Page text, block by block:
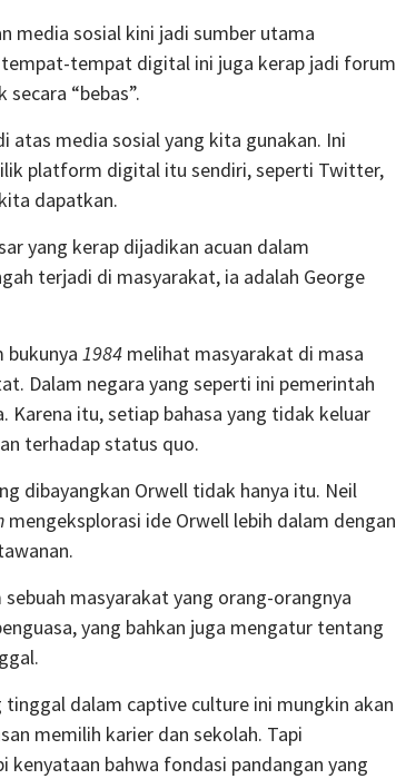
media sosial kini jadi sumber utama
tempat digital ini juga kerap jadi forum
“bebas”.
atas media sosial yang kita gunakan. Ini
platform digital itu sendiri, seperti Twitter,
dapatkan.
yang kerap dijadikan acuan dalam
terjadi di masyarakat, ia adalah George
bukunya 1984 melihat masyarakat di masa
Dalam negara yang seperti ini pemerintah
Karena itu, setiap bahasa yang tidak keluar
terhadap status quo.
dibayangkan Orwell tidak hanya itu. Neil
mengeksplorasi ide Orwell lebih dalam dengan
masyarakat yang orang-orangnya
yang bahkan juga mengatur tentang
dalam captive culture ini mungkin akan
memilih karier dan sekolah. Tapi
kenyataan bahwa fondasi pandangan yang